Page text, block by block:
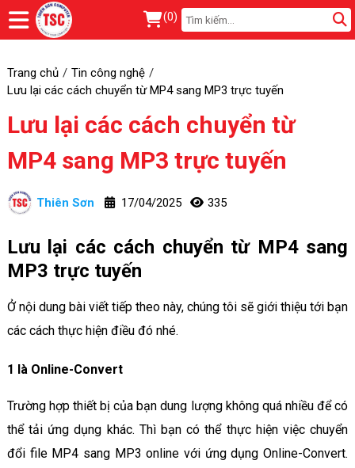
(0)
Trang chủ
Tin công nghệ
Lưu lại các cách chuyển từ MP4 sang MP3 trực tuyến
Lưu lại các cách chuyển từ
MP4 sang MP3 trực tuyến
Thiên Sơn 17/04/2025 335
Lưu lại các cách chuyển từ MP4 sang
MP3 trực tuyến
Ở nội dung bài viết tiếp theo này, chúng tôi sẽ giới thiệu tới bạn
các cách thực hiện điều đó nhé.
1 là Online-Convert
Trường hợp thiết bị của bạn dung lượng không quá nhiều để có
thể tải ứng dụng khác. Thì bạn có thể thực hiện việc chuyển
đổi file MP4 sang MP3 online với ứng dụng Online-Convert.